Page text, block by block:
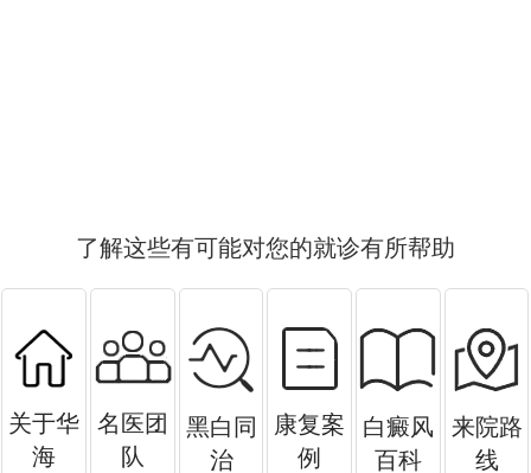
了解这些有可能对您的就诊有所帮助
关于华
海
名医团
队
黑白同
治
康复案
例
白癜风
百科
来院路
线